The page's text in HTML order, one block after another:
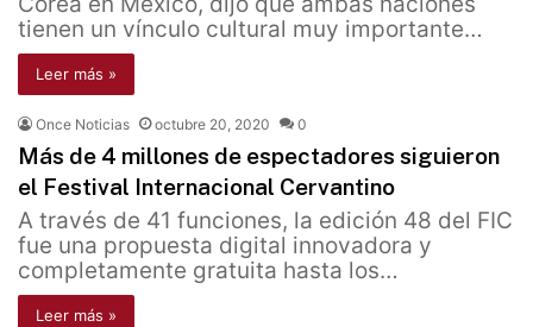
tienen un vínculo cultural muy importante…
Leer más »
Once Noticias octubre 20, 2020 0
Más de 4 millones de espectadores siguieron
el Festival Internacional Cervantino
A través de 41 funciones, la edición 48 del FIC
fue una propuesta digital innovadora y
completamente gratuita hasta los…
Leer más »